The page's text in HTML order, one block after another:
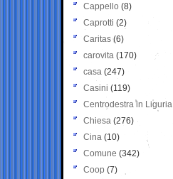
Cappello (8)
Caprotti (2)
Caritas (6)
carovita (170)
casa (247)
Casini (119)
Centrodestra in Liguria
Chiesa (276)
Cina (10)
Comune (342)
Coop (7)